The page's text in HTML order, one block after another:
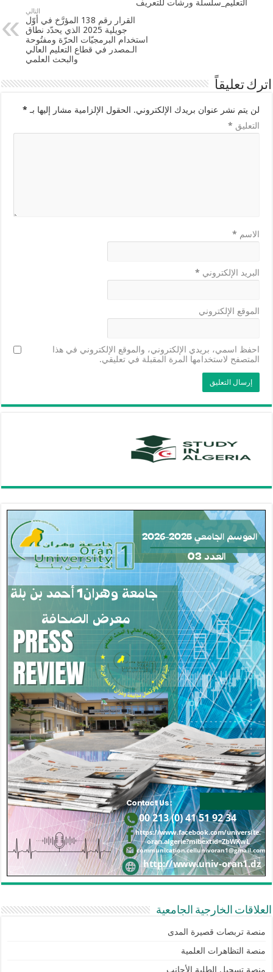
التعليم_سلسلة ورشات للتعريف
التالي
القرار رقم 138 المؤرَّخ في أوّل
جويلية 2025 الذي يحدّد نطاق
استخدام البرمجيّات الحرّة ومفتُوحة
الـمصدر في قطاع التعليم العالي
والبحث العلمي
اترك تعليقاً
لن يتم نشر عنوان بريدك الإلكتروني. الحقول الإلزامية مشار إليها بـ *
التعليق *
الاسم *
البريد الإلكتروني *
الموقع الإلكتروني
احفظ اسمي، بريدي الإلكتروني، والموقع الإلكتروني في هذا
المتصفح لاستخدامها المرة المقبلة في تعليقي.
العلاقات الخارجية الجامعية
منصة تربصات قصيرة المدى
منصة التظاهرات العلمية
منصة تسجيل الطلبة الأجانب